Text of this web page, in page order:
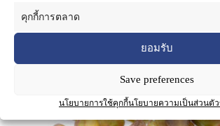
คุกกี้การตลาด
ยอมรับ
Save preferences
นโยบายการใช้คุกกี้นโยบายความเป็นส่วนตั